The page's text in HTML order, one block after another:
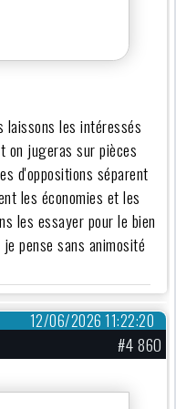
laissons les intéressés
on jugeras sur pièces
d'oppositions séparent
les économies et les
les essayer pour le bien
pense sans animosité
12/06/2026 11:22:20
#4 860